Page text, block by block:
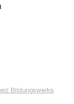
Bildungswerks